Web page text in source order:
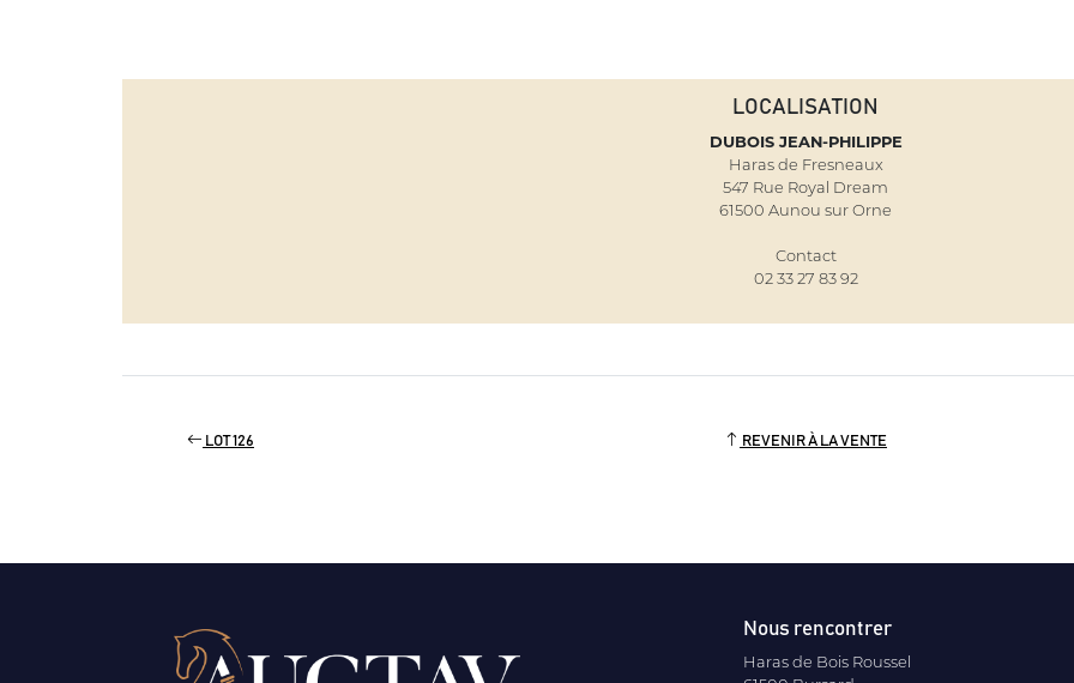
LOCALISATION
DUBOIS JEAN-PHILIPPE
Haras de Fresneaux
547 Rue Royal Dream
61500 Aunou sur Orne
Contact
02 33 27 83 92
LOT 126 REVENIR À LA VENTE
Nous rencontrer
Haras de Bois Roussel